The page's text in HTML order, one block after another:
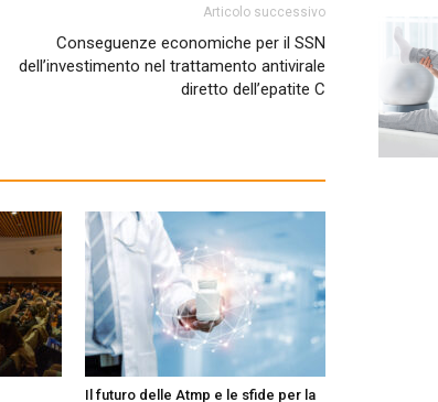
Articolo successivo
Conseguenze economiche per il SSN
dell’investimento nel trattamento antivirale
diretto dell’epatite C
Il futuro delle Atmp e le sfide per la